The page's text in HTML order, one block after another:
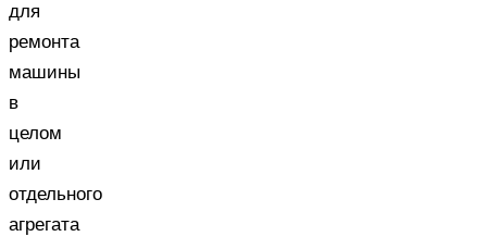
для
ремонта
машины
в
целом
или
отдельного
агрегата